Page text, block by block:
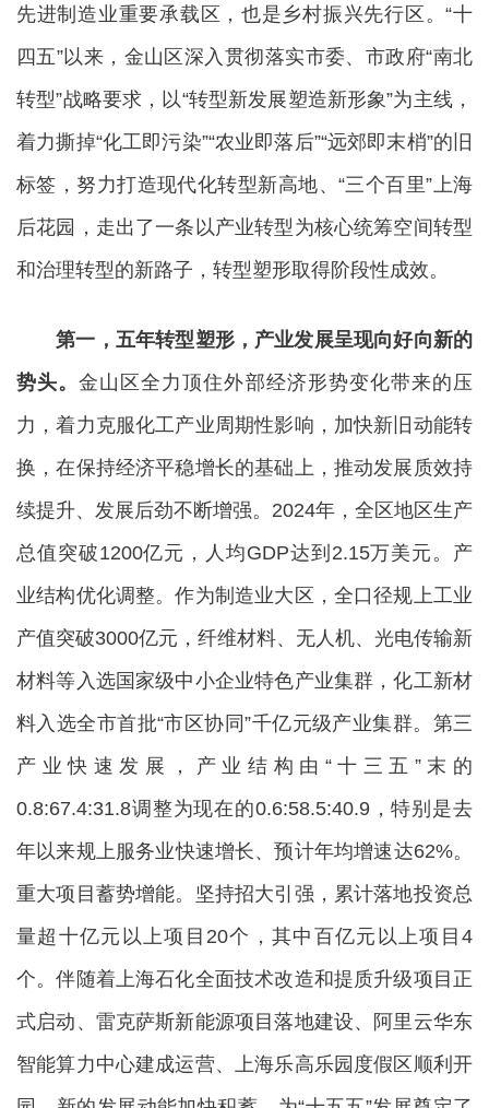
先进制造业重要承载区，也是乡村振兴先行区。“十
四五”以来，金山区深入贯彻落实市委、市政府“南北
转型”战略要求，以“转型新发展塑造新形象”为主线，
着力撕掉“化工即污染”“农业即落后”“远郊即末梢”的旧
标签，努力打造现代化转型新高地、“三个百里”上海
后花园，走出了一条以产业转型为核心统筹空间转型
和治理转型的新路子，转型塑形取得阶段性成效。
第一，五年转型塑形，产业发展呈现向好向新的
势头。金山区全力顶住外部经济形势变化带来的压
力，着力克服化工产业周期性影响，加快新旧动能转
换，在保持经济平稳增长的基础上，推动发展质效持
续提升、发展后劲不断增强。2024年，全区地区生产
总值突破1200亿元，人均GDP达到2.15万美元。产
业结构优化调整。作为制造业大区，全口径规上工业
产值突破3000亿元，纤维材料、无人机、光电传输新
材料等入选国家级中小企业特色产业集群，化工新材
料入选全市首批“市区协同”千亿元级产业集群。第三
产业快速发展，产业结构由“十三五”末的
0.8:67.4:31.8调整为现在的0.6:58.5:40.9，特别是去
年以来规上服务业快速增长、预计年均增速达62%。
重大项目蓄势增能。坚持招大引强，累计落地投资总
量超十亿元以上项目20个，其中百亿元以上项目4
个。伴随着上海石化全面技术改造和提质升级项目正
式启动、雷克萨斯新能源项目落地建设、阿里云华东
智能算力中心建成运营、上海乐高乐园度假区顺利开